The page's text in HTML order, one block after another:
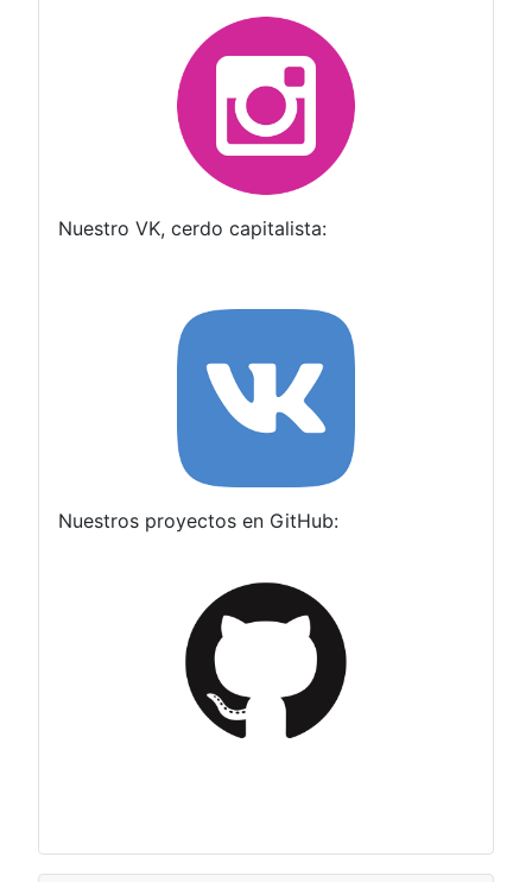
Nuestro VK, cerdo capitalista:
Nuestros proyectos en GitHub: